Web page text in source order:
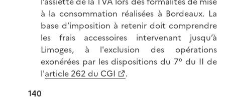
à la consommation réalisées à Bordeaux. La
base d’imposition à retenir doit comprendre
les frais accessoires intervenant jusqu’à
Limoges, à l'exclusion des opérations
exonérées par les dispositions du 7° du II de
l'article 262 du CGI
.
140